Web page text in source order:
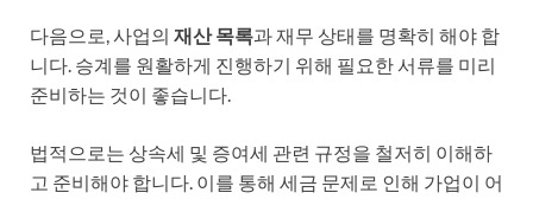
다음으로, 사업의 재산 목록과 재무 상태를 명확히 해야 합
니다. 승계를 원활하게 진행하기 위해 필요한 서류를 미리
준비하는 것이 좋습니다.
법적으로는 상속세 및 증여세 관련 규정을 철저히 이해하
고 준비해야 합니다. 이를 통해 세금 문제로 인해 가업이 어